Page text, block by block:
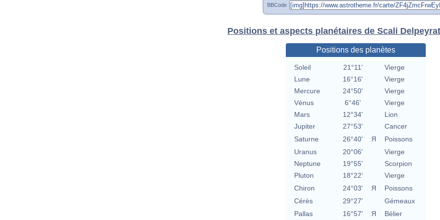
BBCode
Positions et aspects planétaires de Scali Delpeyrat
Positions des planètes
Soleil 21°11'
Vierge
Lune
16°16'
Vierge
Mercure
24°50'
Vierge
Vénus
6°46'
Vierge
Mars
12°34'
Lion
Jupiter
27°53'
Cancer
Saturne
26°40' Я
Poissons
Uranus
20°06'
Vierge
Neptune
19°55'
Scorpion
Pluton
18°22'
Vierge
Chiron
24°03' Я
Poissons
Cérès
29°27'
Gémeaux
Pallas
16°57' Я Bélier